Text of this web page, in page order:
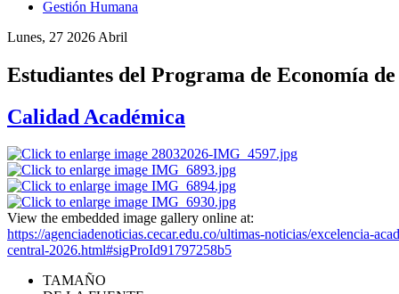
Gestión Humana
Lunes, 27 2026 Abril
Estudiantes del Programa de Economía
Calidad Académica
View the embedded image gallery online at:
https://agenciadenoticias.cecar.edu.co/ultimas-noticias/excelencia-
central-2026.html#sigProId91797258b5
TAMAÑO